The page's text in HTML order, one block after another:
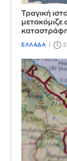
Τραγική
μετακόμιζε
ΕΛΛΑΔΑ